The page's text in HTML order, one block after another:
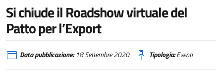
Si chiude il Roadshow virtuale del
Patto per l’Export
Data pubblicazione:18 Settembre 2020 Tipologia:Eventi